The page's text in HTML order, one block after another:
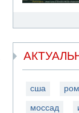
сша
моссад